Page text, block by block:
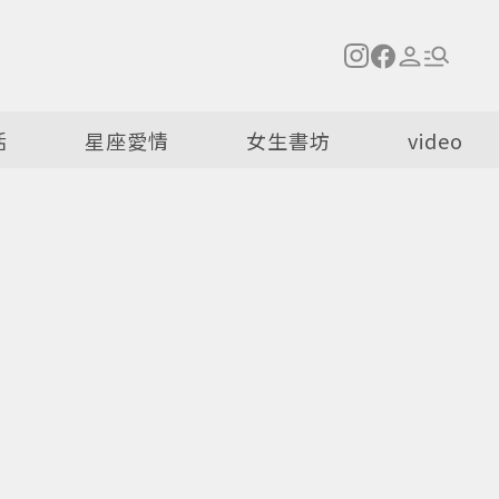
星座愛情 女生書坊 video